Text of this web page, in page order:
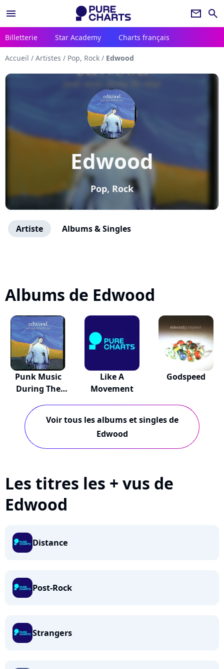
menu newsletter search
Billetterie Star Academy Charts français
Accueil / Artistes / Pop, Rock / Edwood
Edwood
Pop, Rock
Artiste Albums & Singles
Albums de Edwood
Punk Music
During The
Like A
Movement
Godspeed
Voir tous les albums et singles de
Edwood
Les titres les + vus de
Edwood
Distance
Post-Rock
Strangers